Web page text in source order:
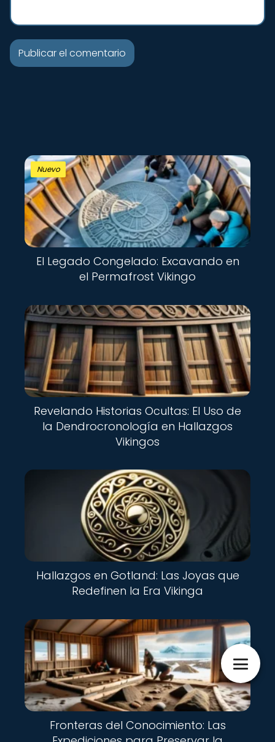
Nuevo
El Legado Congelado: Excavando en
el Permafrost Vikingo
Revelando Historias Ocultas: El Uso de
la Dendrocronología en Hallazgos
Vikingos
Hallazgos en Gotland: Las Joyas que
Redefinen la Era Vikinga
Fronteras del Conocimiento: Las